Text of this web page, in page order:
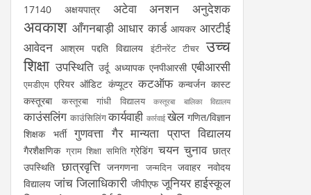
17140 अक्षयपात्र अटेवा अनशन अनुदेशक
अवकाश आँगनबाड़ी आधार कार्ड आयकर आरटीई
आवेदन आश्रम पद्दति विद्यालय इंटीनरेंट टीचर उच्च
शिक्षा उपस्थिति उर्दू अध्यापक एनपीआरसी एबीआरसी
एमडीएम एरियर ऑडिट कंप्यूटर कटऑफ कन्वर्जन कास्ट
कस्तूरबा
कस्तूरबा गांधी विद्यालय कस्तूरबा बालिका विद्यालय
काउंसलिंग काउंसिलिंग कार्यवाही कार्रवाई खेल गणित/विज्ञान
शिक्षक भर्ती
गुणवत्ता गैर मान्यता प्राप्त विद्यालय
गैरशैक्षणिक ग्राम शिक्षा समिति ग्रेडिंग चयन चुनाव छात्र
उपस्थिति छात्रवृत्ति जनगणना जन्मदिन जवाहर नवोदय
विद्यालय जांच जिलाधिकारी जीपीएफ जूनियर हाईस्कूल